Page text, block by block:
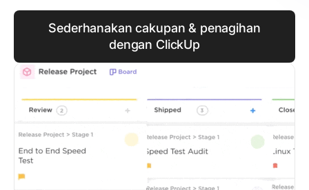
Sederhanakan cakupan & penagihan
dengan ClickUp